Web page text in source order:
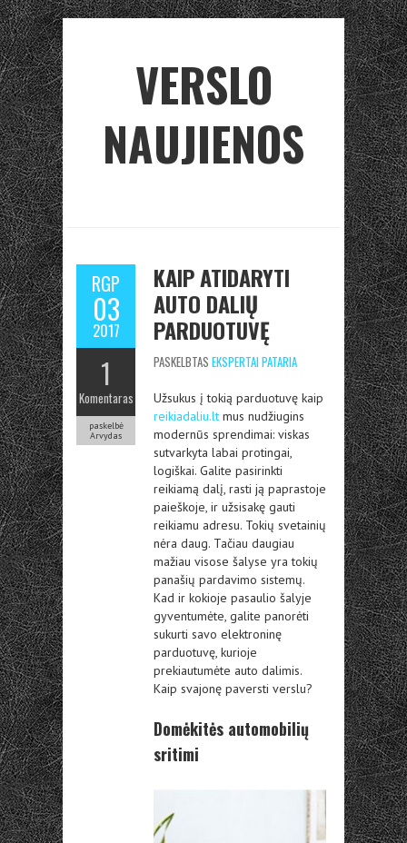
VERSLO
NAUJIENOS
RGP
03
2017
1
Komentaras
paskelbė
Arvydas
KAIP ATIDARYTI
AUTO DALIŲ
PARDUOTUVĘ
PASKELBTAS EKSPERTAI PATARIA
Užsukus į tokią parduotuvę kaip
reikiadaliu.lt mus nudžiugins
modernūs sprendimai: viskas
sutvarkyta labai protingai,
logiškai. Galite pasirinkti
reikiamą dalį, rasti ją paprastoje
paieškoje, ir užsisakę gauti
reikiamu adresu. Tokių svetainių
nėra daug. Tačiau daugiau
mažiau visose šalyse yra tokių
panašių pardavimo sistemų.
Kad ir kokioje pasaulio šalyje
gyventumėte, galite panorėti
sukurti savo elektroninę
parduotuvę, kurioje
prekiautumėte auto dalimis.
Kaip svajonę paversti verslu?
Domėkitės automobilių
sritimi